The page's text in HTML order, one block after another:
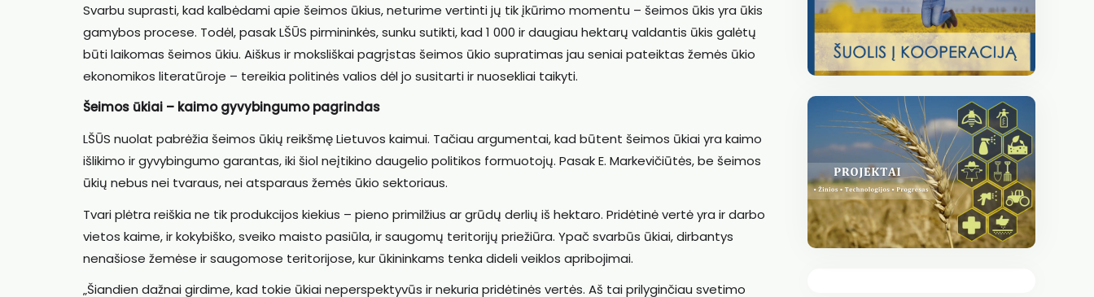
Svarbu suprasti, kad kalbėdami apie šeimos ūkius, neturime vertinti jų tik įkūrimo momentu – šeimos ūkis yra ūkis
gamybos procese. Todėl, pasak LŠŪS pirmininkės, sunku sutikti, kad 1 000 ir daugiau hektarų valdantis ūkis galėtų
būti laikomas šeimos ūkiu. Aiškus ir moksliškai pagrįstas šeimos ūkio supratimas jau seniai pateiktas žemės ūkio
ekonomikos literatūroje – tereikia politinės valios dėl jo susitarti ir nuosekliai taikyti.
Šeimos ūkiai – kaimo gyvybingumo pagrindas
LŠŪS nuolat pabrėžia šeimos ūkių reikšmę Lietuvos kaimui. Tačiau argumentai, kad būtent šeimos ūkiai yra kaimo
išlikimo ir gyvybingumo garantas, iki šiol neįtikino daugelio politikos formuotojų. Pasak E. Markevičiūtės, be šeimos
ūkių nebus nei tvaraus, nei atsparaus žemės ūkio sektoriaus.
Tvari plėtra reiškia ne tik produkcijos kiekius – pieno primilžius ar grūdų derlių iš hektaro. Pridėtinė vertė yra ir darbo
vietos kaime, ir kokybiško, sveiko maisto pasiūla, ir saugomų teritorijų priežiūra. Ypač svarbūs ūkiai, dirbantys
nenašiose žemėse ir saugomose teritorijose, kur ūkininkams tenka dideli veiklos apribojimai.
„Šiandien dažnai girdime, kad tokie ūkiai neperspektyvūs ir nekuria pridėtinės vertės. Aš tai prilyginčiau svetimo